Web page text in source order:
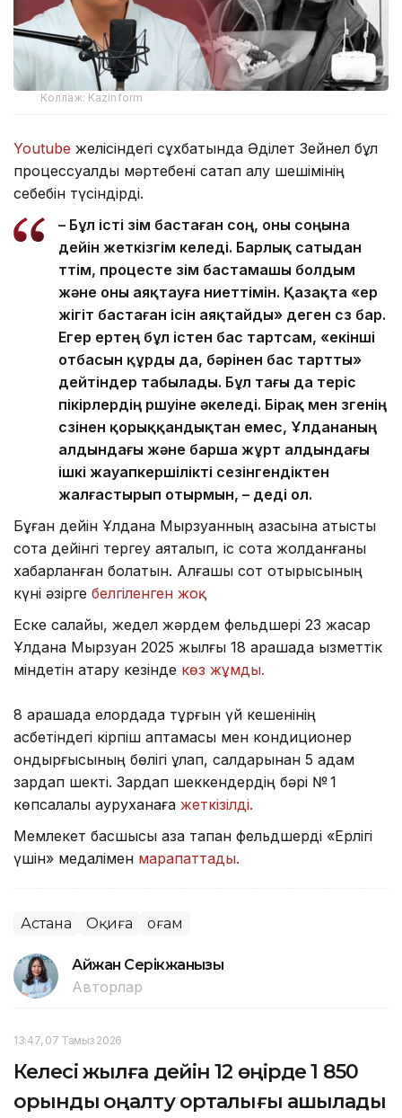
Коллаж: Kazinform
Youtube желісіндегі сұхбатында Әділет Зейнел бұл
процессуалдық мәртебені сақтап қалу шешімінің
себебін түсіндірді.
– Бұл істі өзім бастаған соң, оны соңына
дейін жеткізгім келеді. Барлық сатыдан
өттім, процесте өзім бастамашы болдым
және оны аяқтауға ниеттімін. Қазақта «ер
жігіт бастаған ісін аяқтайды» деген сөз бар.
Егер ертең бұл істен бас тартсам, «екінші
отбасын құрды да, бәрінен бас тартты»
дейтіндер табылады. Бұл тағы да теріс
пікірлердің өршуіне әкеледі. Бірақ мен өзгенің
сөзінен қорыққандықтан емес, Ұлдананың
алдындағы және барша жұрт алдындағы
ішкі жауапкершілікті сезінгендіктен
жалғастырып отырмын, – деді ол.
Бұған дейін Ұлдана Мырзуанның қазасына қатысты
сотқа дейінгі тергеу аяқталып, іс сотқа жолданғаны
хабарланған болатын. Алғашқы сот отырысының
күні әзірге белгіленген жоқ.
Еске салайық, жедел жәрдем фельдшері 23 жасар
Ұлдана Мырзуан 2025 жылғы 18 қарашада қызметтік
міндетін атқару кезінде көз жұмды.
8 қарашада елордада тұрғын үй кешенінің
қасбетіндегі кірпіш қаптамасы мен кондиционер
қондырғысының бөлігі құлап, салдарынан 5 адам
зардап шекті. Зардап шеккендердің бәрі № 1
көпсалалы ауруханаға жеткізілді.
Мемлекет басшысы қаза тапқан фельдшерді «Ерлігі
үшін» медалімен марапаттады.
Астана Оқиға Қоғам
Айжан Серікжанқызы
Авторлар
13:47, 07 Тамыз 2026
Келесі жылға дейін 12 өңірде 1 850
орындық оңалту орталығы ашылады